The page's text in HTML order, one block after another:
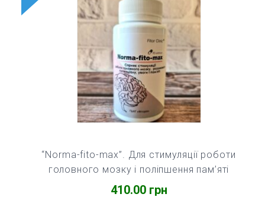
410.00 грн
“Norma-fito-max”. Для стимуляції роботи
головного мозку і поліпшення пам’яті